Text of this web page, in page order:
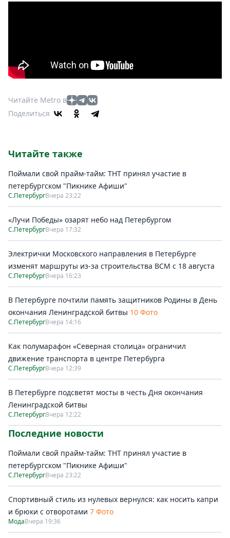
Читайте Metro в
Поделиться
Читайте также
Поймали свой прайм-тайм: ТНТ принял участие в
петербургском "Пикнике Афиши"
С.ПетербургВчера 23:22
«Лучи Победы» озарят небо над Петербургом
С.ПетербургВчера 17:32
Электрички Московского направления в Петербурге
изменят маршруты из-за строительства ВСМ с 18 августа
С.ПетербургВчера 16:23
В Петербурге почтили память защитников Родины в День
окончания Ленинградской битвы 10 Фото
С.ПетербургВчера 14:16
Как полумарафон «Северная столица» ограничил
движение транспорта в центре Петербурга
С.ПетербургВчера 12:39
В Петербурге подсветят мосты в честь Дня окончания
Ленинградской битвы
С.ПетербургВчера 12:22
Последние новости
Поймали свой прайм-тайм: ТНТ принял участие в
петербургском "Пикнике Афиши"
С.ПетербургВчера 23:22
Спортивный стиль из нулевых вернулся: как носить капри
и брюки с отворотами 7 Фото
МодаВчера 19:36